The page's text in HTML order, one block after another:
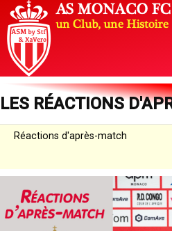
LES RÉACTIONS
Réactions d'après-match